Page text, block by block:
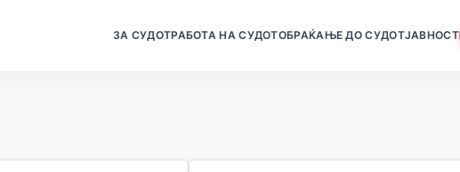
ЗА СУДОТРАБОТА НА СУДОТОБРАЌАЊЕ ДО СУДОТЈАВНОСТ